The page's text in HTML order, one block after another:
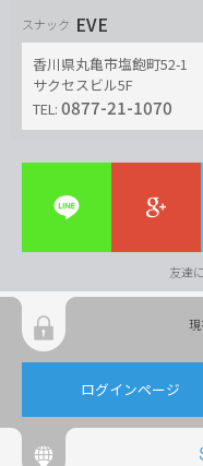
スナック EVE
香川県丸亀市塩飽町52-1
サクセスビル5F
TEL: 0877-21-1070
友達
ログインページ